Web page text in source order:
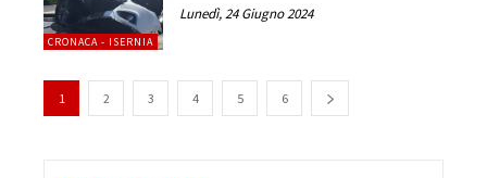
CRONACA - ISERNIA
Lunedì, 24 Giugno 2024
1 2 3 4 5 6